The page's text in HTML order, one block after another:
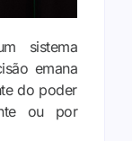
sistema
emana
do poder
ou por